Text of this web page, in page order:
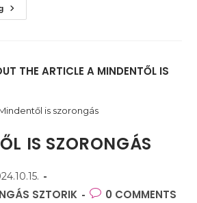
Szívszorító
Pánikroham
is szorongás
IS SZORONGÁS
SZTORIK
Post0 COMMENTS